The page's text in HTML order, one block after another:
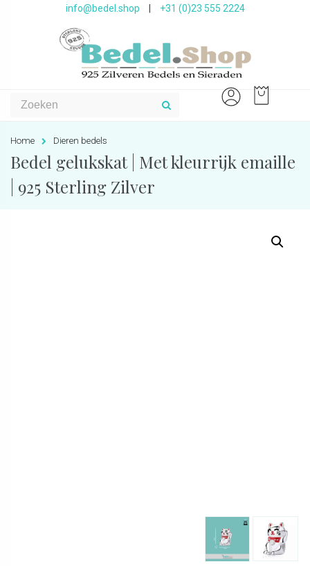
info@bedel.shop +31 (0)23 555 2224
Home Dieren bedels
Bedel gelukskat | Met kleurrijk emaille
| 925 Sterling Zilver